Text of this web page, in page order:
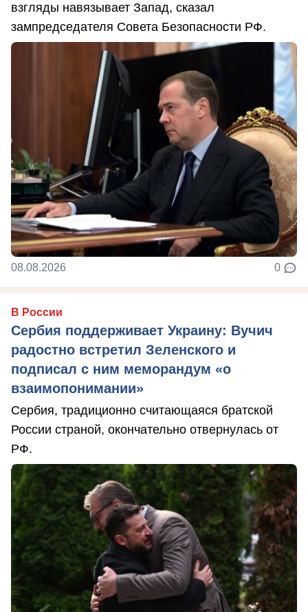
взгляды навязывает Запад, сказал
зампредседателя Совета Безопасности РФ.
08.08.2026 0
В России
Сербия поддерживает Украину: Вучич
радостно встретил Зеленского и
подписал с ним меморандум «о
взаимопонимании»
Сербия, традиционно считающаяся братской
России страной, окончательно отвернулась от
РФ.